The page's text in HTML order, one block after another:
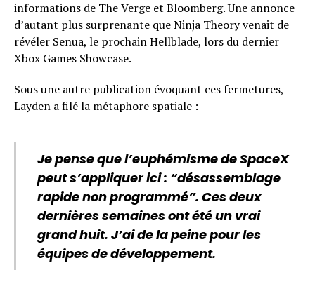
informations de The Verge et Bloomberg. Une annonce
d’autant plus surprenante que Ninja Theory venait de
révéler Senua, le prochain Hellblade, lors du dernier
Xbox Games Showcase.
Sous une autre publication évoquant ces fermetures,
Layden a filé la métaphore spatiale :
Je pense que l’euphémisme de SpaceX
peut s’appliquer ici : “désassemblage
rapide non programmé”. Ces deux
dernières semaines ont été un vrai
grand huit. J’ai de la peine pour les
équipes de développement.